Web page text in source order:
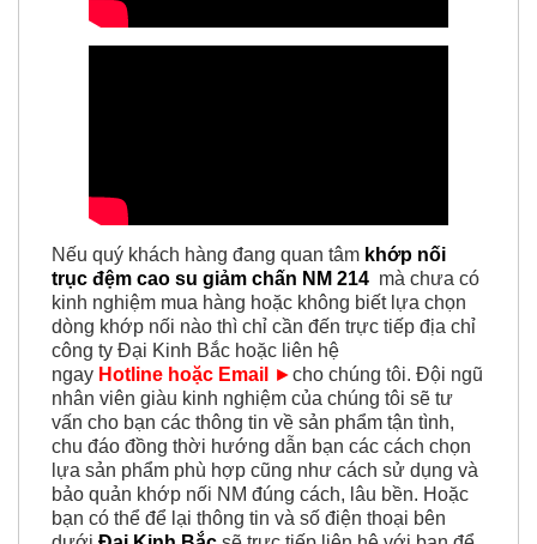
Nếu quý khách hàng đang quan tâm khớp nối
trục đệm cao su giảm chấn NM 214 mà chưa có
kinh nghiệm mua hàng hoặc không biết lựa chọn
dòng khớp nối nào thì chỉ cần đến trực tiếp địa chỉ
công ty Đại Kinh Bắc hoặc liên hệ
ngay Hotline hoặc Email ►cho chúng tôi. Đội ngũ
nhân viên giàu kinh nghiệm của chúng tôi sẽ tư
vấn cho bạn các thông tin về sản phẩm tận tình,
chu đáo đồng thời hướng dẫn bạn các cách chọn
lựa sản phẩm phù hợp cũng như cách sử dụng và
bảo quản khớp nối NM đúng cách, lâu bền. Hoặc
bạn có thể để lại thông tin và số điện thoại bên